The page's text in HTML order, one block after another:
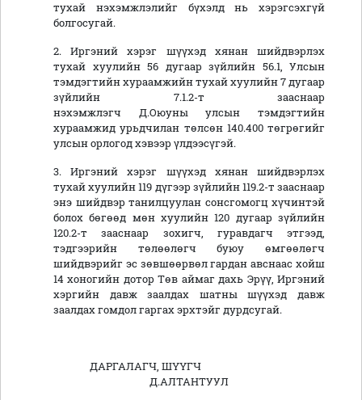
тухай нэхэмжлэлийг бүхэлд нь хэрэгсэхгүй
болгосугай.
2. Иргэний хэрэг шүүхэд хянан шийдвэрлэх
тухай хуулийн 56 дугаар зүйлийн 56.1, Улсын
тэмдэгтийн хураамжийн тухай хуулийн 7 дугаар
зүйлийн 7.1.2-т зааснаар
нэхэмжлэгч Д.Оюуны улсын тэмдэгтийн
хураамжид урьдчилан төлсөн 140.400 төгрөгийг
улсын орлогод хэвээр үлдээсүгэй.
3. Иргэний хэрэг шүүхэд хянан шийдвэрлэх
тухай хуулийн 119 дүгээр зүйлийн 119.2-т зааснаар
энэ шийдвэр танилцуулан сонсгомогц хүчинтэй
болох бөгөөд мөн хуулийн 120 дугаар зүйлийн
120.2-т зааснаар зохигч, гуравдагч этгээд,
тэдгээрийн төлөөлөгч буюу өмгөөлөгч
шийдвэрийг эс зөвшөөрвөл гардан авснаас хойш
14 хоногийн дотор Төв аймаг дахь Эрүү, Иргэний
хэргийн давж заалдах шатны шүүхэд давж
заалдах гомдол гаргах эрхтэйг дурдсугай.
ДАРГАЛАГЧ, ШҮҮГЧ
Д.АЛТАНТУУЛ